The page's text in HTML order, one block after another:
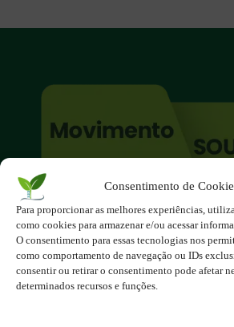
Consentimento de
Para proporcionar as melhores experiências,
como cookies para armazenar e/ou acessar
O consentimento para essas tecnologias nos
como comportamento de navegação ou IDs
consentir ou retirar o consentimento pode afetar
determinados recursos e funções.
O site é um movimento
Participe você também!
Podemos fazer muito
se nos unirmos!
Inscreva-se na